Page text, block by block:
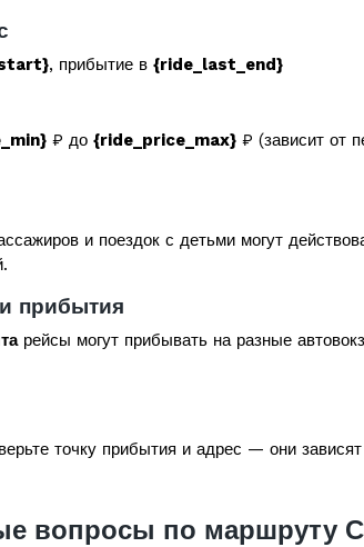
, прибытие в {ride_last_end}
₽ до {ride_price_max} ₽ (зависит от
и поездок с детьми могут
прибытия
рейсы могут прибывать на разные
точку прибытия и адрес — они
вопросы по маршруту